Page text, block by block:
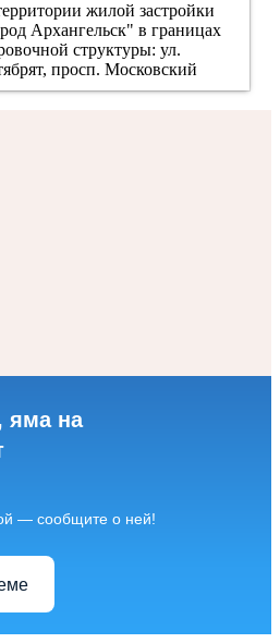
жилой застройки
Архангельск" в границах
структуры: ул.
просп. Московский
яма на
— сообщите о ней!